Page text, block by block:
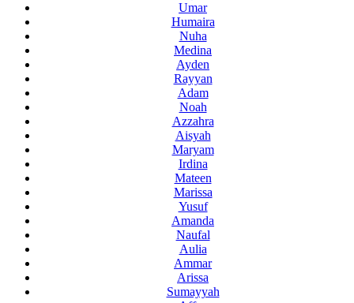
Umar
Humaira
Nuha
Medina
Ayden
Rayyan
Adam
Noah
Azzahra
Aisyah
Maryam
Irdina
Mateen
Marissa
Yusuf
Amanda
Naufal
Aulia
Ammar
Arissa
Sumayyah